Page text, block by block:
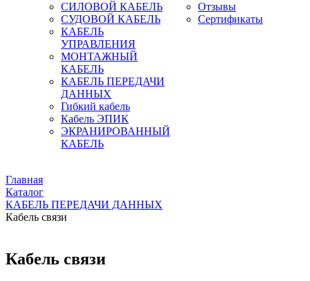
СИЛОВОЙ КАБЕЛЬ
СУДОВОЙ КАБЕЛЬ
КАБЕЛЬ
УПРАВЛЕНИЯ
МОНТАЖНЫЙ
КАБЕЛЬ
КАБЕЛЬ ПЕРЕДАЧИ
ДАННЫХ
Гибкий кабель
Кабель ЭПИК
ЭКРАНИРОВАННЫЙ
КАБЕЛЬ
Отзывы
Сертификаты
Главная
Каталог
КАБЕЛЬ ПЕРЕДАЧИ ДАННЫХ
Кабель связи
Кабель связи